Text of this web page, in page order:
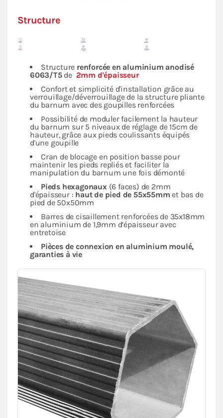
Structure
Structure renforcée en aluminium anodisé
6063/T5 de 2mm d'épaisseur
Confort et simplicité d'installation grâce au
verrouillage/déverrouillage de la structure pliante
du barnum avec des goupilles renforcées
Possibilité de moduler facilement la hauteur
du barnum sur 5 niveaux de réglage de 15cm de
hauteur, grâce aux pieds coulissants équipés
d'une goupille
Cran de blocage en position basse pour
maintenir les pieds repliés et faciliter la
manipulation du barnum une fois démonté
Pieds hexagonaux (6 faces) de 2mm
d'épaisseur : haut de pied de 55x55mm et bas de
pied de 50x50mm
Barres de cisaillement renforcées de 35x18mm
en aluminium de 1,9mm d’épaisseur avec
entretoise
Pièces de connexion en aluminium moulé,
garanties à vie